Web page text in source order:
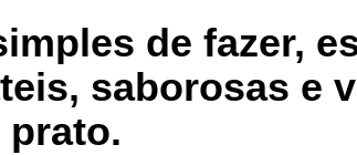
de fazer,
saborosas e